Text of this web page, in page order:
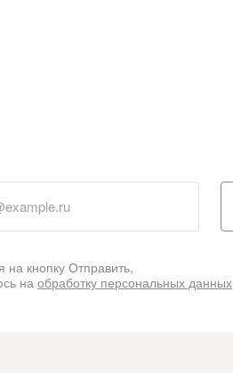
на кнопку Отправить,
на обработку персональных данных